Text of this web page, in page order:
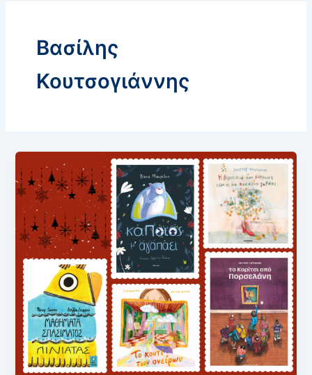
Βασίλης
Κουτσογιάννης